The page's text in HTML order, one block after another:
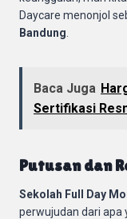
Daycare menonjol
Bandung
Baca Juga
Sertifikasi
Putusan dan
Sekolah Full Day
perwujudan dari apa